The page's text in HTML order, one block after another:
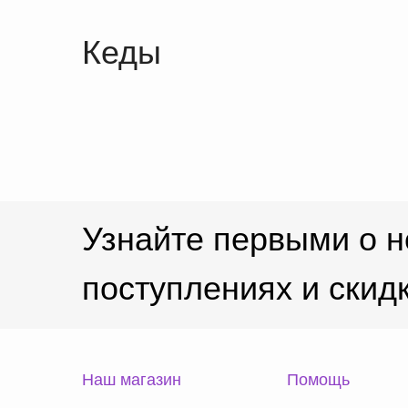
Кеды
Узнайте первыми о
поступлениях и
Наш магазин Помощь